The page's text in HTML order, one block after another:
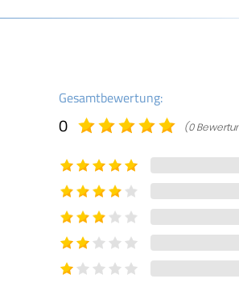
Gesamtbewertung:
0 (0